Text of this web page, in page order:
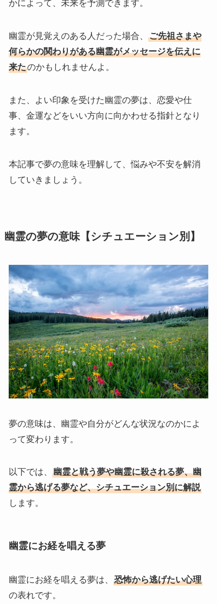
かによって、未来を予測できます。
幽霊が見覚えのある人だった場合、 ご先祖さまや
何らかの関わりがある幽霊がメッセージを伝えに
来たのかもしれませんよ。
また、よい印象を受けた幽霊の夢は、恋愛や仕
事、金運などをいい方向に向かわせる指針となり
ます。
本記事で夢の意味を理解して、悩みや不安を解消
していきましょう。
幽霊の夢の意味【シチュエーション別】
夢の意味は、幽霊や自分がどんな状況なのかによ
って変わります。
以下では、 幽霊と戦う夢や幽霊に殺される夢、幽
霊から逃げる夢など、シチュエーション別に解説
します。
幽霊にお経を唱える夢
幽霊にお経を唱える夢は、 恐怖から逃げたい心理
の表れです。